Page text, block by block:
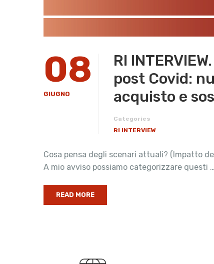
08
GIUGNO
RI
post Covid:
acquisto e
Categories
RI INTERVIEW
Cosa pensa degli scenari attuali? (Impatto
A mio avviso possiamo categorizzare questi …
READ MORE